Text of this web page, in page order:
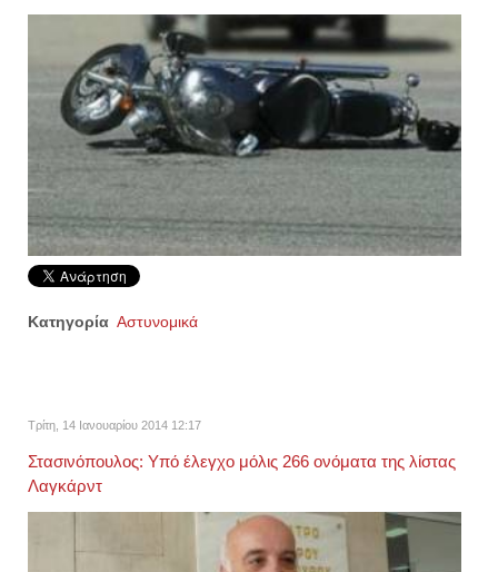
Κατηγορία Αστυνομικά
Τρίτη, 14 Ιανουαρίου 2014 12:17
Στασινόπουλος: Υπό έλεγχο μόλις 266 ονόματα της λίστας
Λαγκάρντ